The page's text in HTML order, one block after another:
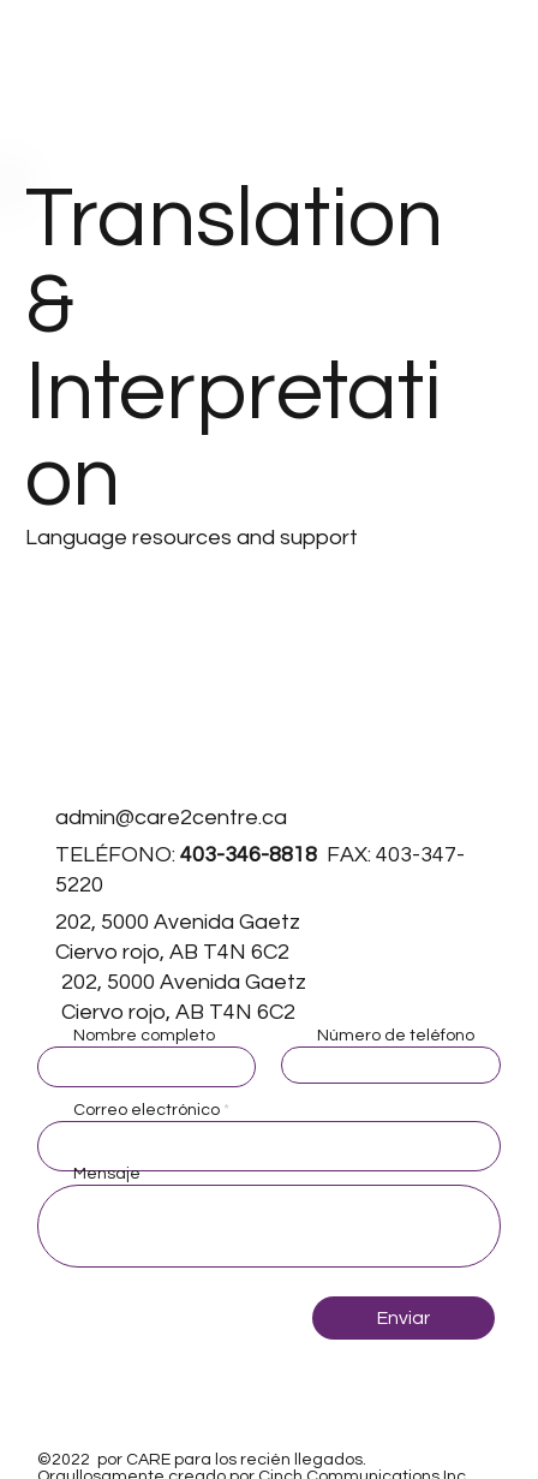
Translation
&
Interpretati
on
Language resources and support
Nombre completo Número de teléfono
Correo electrónico
Mensaje
Enviar
©2022 por CARE para los recién llegados.
admin@care2centre.ca
TELÉFONO:403-346-8818 FAX: 403-347-
5220
202, 5000 Avenida Gaetz
Ciervo rojo, AB T4N 6C2
202, 5000 Avenida Gaetz
Ciervo rojo, AB T4N 6C2